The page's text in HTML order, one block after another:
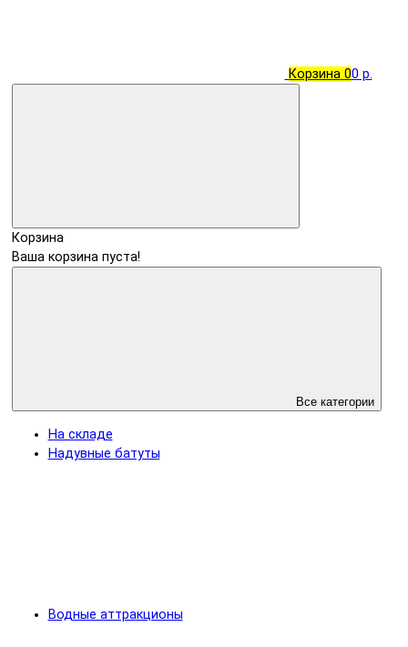
Корзина 00 р.
Корзина
Ваша корзина пуста!
Все категории
На складе
Надувные батуты
Водные аттракционы